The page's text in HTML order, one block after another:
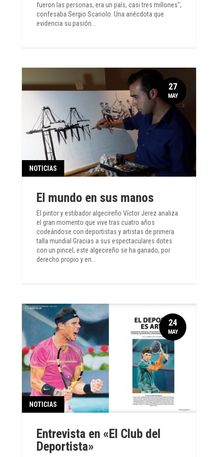
fueron las personas, era un país, casi tres millones",
confesaba Sergio Scariolo. Una anécdota que
evidencia su pasión...
El mundo en sus manos
NOTICIAS
El pintor y estibador algecireño Víctor Jerez analiza
el gran momento que vive tras cuatro años
codeándose con deportistas y artistas de primera
talla mundial Gracias a sus espectaculares dotes
con un pincel, este algecireño se ha ganado, por
derecho propio y en...
27
MAY
Entrevista en «El Club del
Deportista»
NOTICIAS
24
MAY